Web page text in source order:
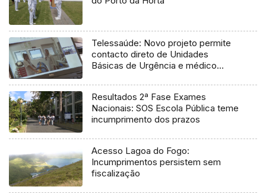
Telessaúde: Novo projeto permite
contacto direto de Unidades
Básicas de Urgência e médico
Resultados 2ª Fase Exames
Nacionais: SOS Escola Pública teme
incumprimento dos prazos
Acesso Lagoa do Fogo:
Incumprimentos persistem sem
fiscalização